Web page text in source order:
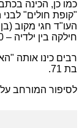
כמו כן, הכינה
"קופת חולים"
העו"ד חגי מקוב
חילקה בין ילדיה – 50 דונם לכל אחד.
בת 71.
לסיפור המורחב